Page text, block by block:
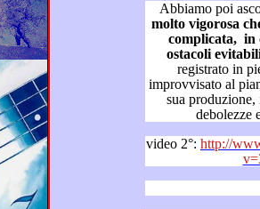
Abbiamo poi
molto vigorosa che
complicata, in cui l’orgoglio crea
ostacoli
registrato in pieno
improvvisato al pianoforte, il brano più classico della
sua produzione, in cui
video 2°: http://